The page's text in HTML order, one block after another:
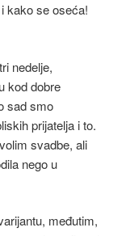
kako se oseća!
nedelje,
kod dobre
sad smo
prijatelja i to.
svadbe, ali
nego u
međutim,